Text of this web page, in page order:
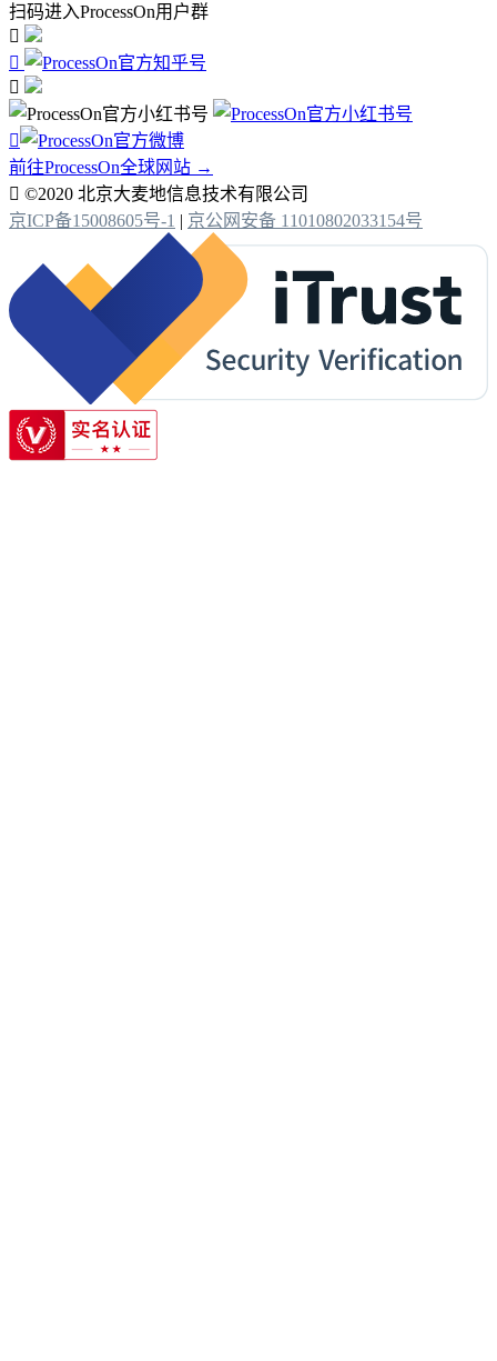
扫码进入ProcessOn用户群




前往ProcessOn全球网站 →
 ©2020 北京大麦地信息技术有限公司
京ICP备15008605号-1 | 京公网安备 11010802033154号